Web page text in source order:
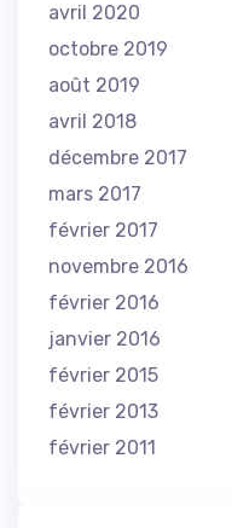
avril 2020
octobre 2019
août 2019
avril 2018
décembre 2017
mars 2017
février 2017
novembre 2016
février 2016
janvier 2016
février 2015
février 2013
février 2011